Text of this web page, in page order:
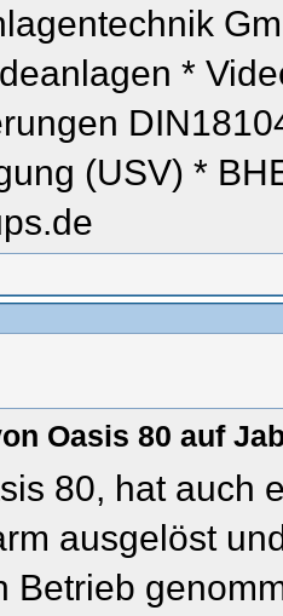
*
(USV) *
Oasis 80 auf
80, hat auch
ausgelöst
Betrieb